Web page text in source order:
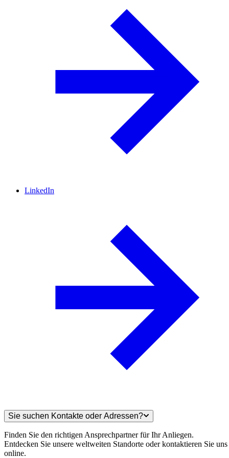
LinkedIn
Sie suchen Kontakte oder Adressen?
Finden Sie den richtigen Ansprechpartner für Ihr Anliegen.
Entdecken Sie unsere weltweiten Standorte oder kontaktieren Sie uns
online.